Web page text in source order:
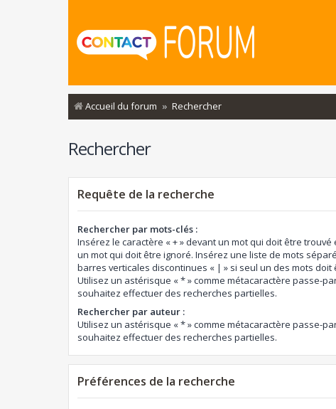
Accueil du forum Rechercher
Rechercher
Requête de la recherche
Rechercher par mots-clés :
Insérez le caractère « + » devant un mot qui doit être trouvé
un mot qui doit être ignoré. Insérez une liste de mots
barres verticales discontinues « | » si seul un des mots doit
Utilisez un astérisque « * » comme métacaractère passe-
souhaitez effectuer des recherches partielles.
Rechercher par auteur :
Utilisez un astérisque « * » comme métacaractère passe-
souhaitez effectuer des recherches partielles.
Préférences de la recherche